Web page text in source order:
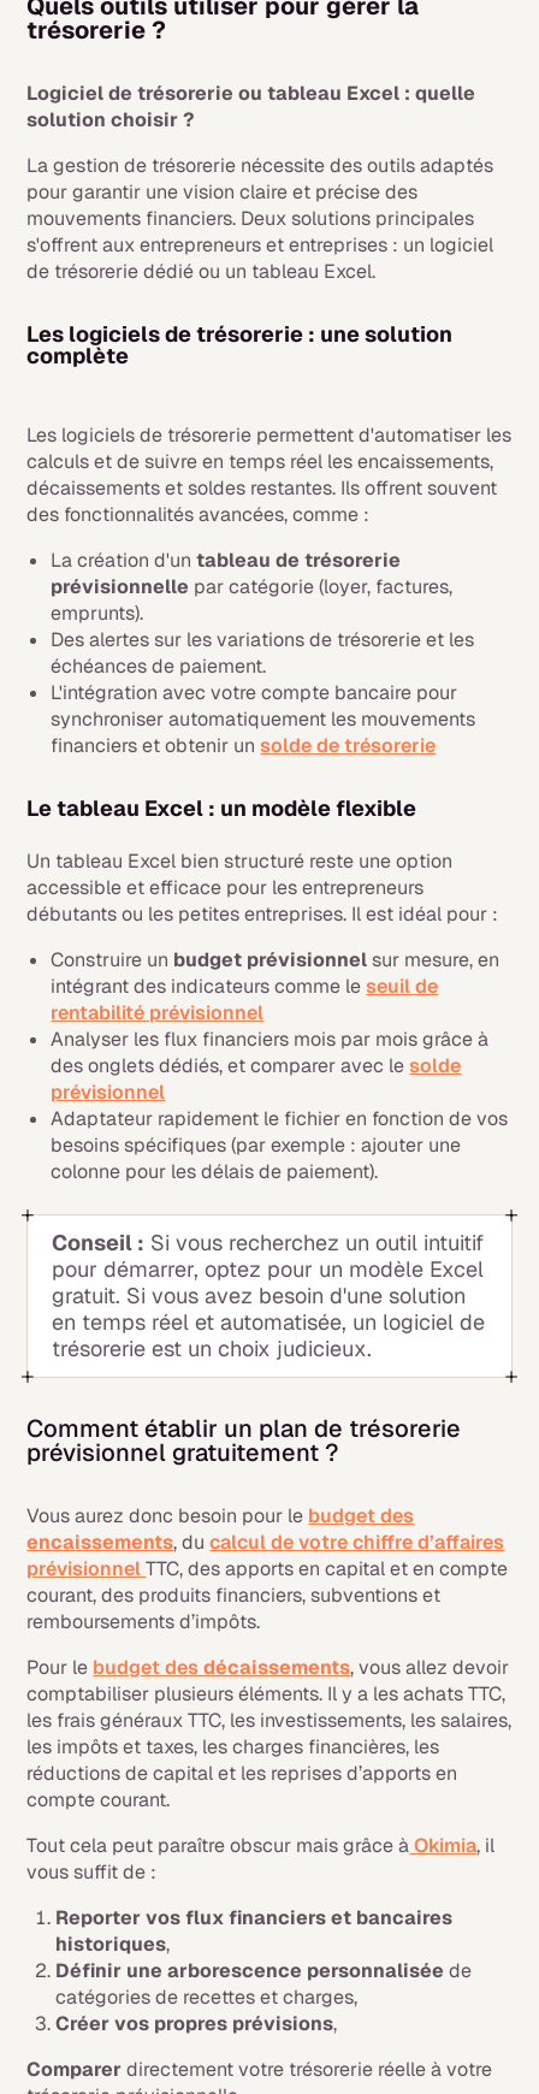
trésorerie ?
Logiciel de trésorerie ou tableau Excel : quelle
solution choisir ?
La gestion de trésorerie nécessite des outils adaptés
pour garantir une vision claire et précise des
mouvements financiers. Deux solutions principales
s'offrent aux entrepreneurs et entreprises : un logiciel
de trésorerie dédié ou un tableau Excel.
Les logiciels de trésorerie : une solution
complète
Les logiciels de trésorerie permettent d'automatiser les
calculs et de suivre en temps réel les encaissements,
décaissements et soldes restantes. Ils offrent souvent
des fonctionnalités avancées, comme :
La création d'untableau de trésorerie
prévisionnelle par catégorie (loyer, factures,
emprunts).
Des alertes sur les variations de trésorerie et les
échéances de paiement.
L'intégration avec votre compte bancaire pour
synchroniser automatiquement les mouvements
financiers et obtenir unsolde de trésorerie
Le tableau Excel : un modèle flexible
Un tableau Excel bien structuré reste une option
accessible et efficace pour les entrepreneurs
débutants ou les petites entreprises. Il est idéal pour :
Construire un budget prévisionnelsur mesure, en
intégrant des indicateurs comme leseuil de
rentabilité prévisionnel
Analyser les flux financiers mois par mois grâce à
des onglets dédiés, et comparer avec lesolde
prévisionnel
Adaptateur rapidement le fichier en fonction de vos
besoins spécifiques (par exemple : ajouter une
colonne pour les délais de paiement).
Conseil : Si vous recherchez un outil intuitif
pour démarrer, optez pour un modèle Excel
gratuit. Si vous avez besoin d'une solution
en temps réel et automatisée, un logiciel de
trésorerie est un choix judicieux.
Comment établir un plan de trésorerie
prévisionnel gratuitement ?
Vous aurez donc besoin pour le budget des
encaissements, ducalcul de votre chiffre d’affaires
prévisionnelTTC, des apports en capital et en compte
courant, des produits financiers, subventions et
remboursements d’impôts.
Pour le budget desdécaissements, vous allez devoir
comptabiliser plusieurs éléments. Il y a les achats TTC,
les frais généraux TTC, les investissements, les salaires,
les impôts et taxes, les charges financières, les
réductions de capital et les reprises d’apports en
compte courant.
Tout cela peut paraître obscur mais grâce àOkimia, il
vous suffit de :
Reporter vos flux financiers et bancaires
historiques,
Définir une arborescence personnalisée de
catégories de recettes et charges,
Créer vos propres prévisions,
Comparerdirectement votre trésorerie réelle à votre